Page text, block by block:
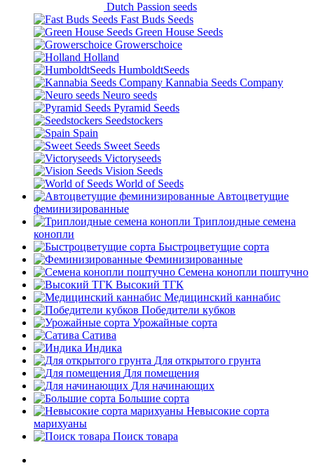
Dutch Passion seeds
Fast Buds Seeds
Green House Seeds
Growerschoice
Holland
HumboldtSeeds
Kannabia Seeds Company
Neuro seeds
Pyramid Seeds
Seedstockers
Spain
Sweet Seeds
Victoryseeds
Vision Seeds
World of Seeds
Автоцветущие
феминизированные
Триплоидные семена
конопли
Быстроцветущие сорта
Феминизированные
Семена конопли поштучно
Высокий ТГК
Медицинский каннабис
Победители кубков
Урожайные сорта
Сатива
Индика
Для открытого грунта
Для помещения
Для начинающих
Большие сорта
Невысокие сорта
марихуаны
Поиск товара